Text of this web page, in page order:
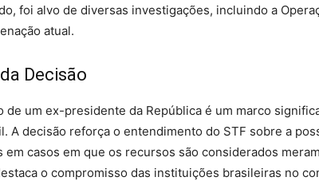
foi alvo de diversas investigações, incluindo a
atual.
Decisão
de um ex-presidente da República é um marco
A decisão reforça o entendimento do STF sobre a
em casos em que os recursos são considerados
o compromisso das instituições brasileiras no